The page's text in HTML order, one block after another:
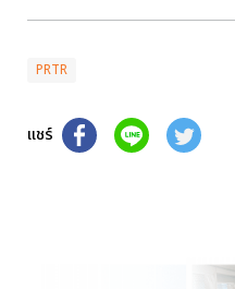
PRTR
แชร์